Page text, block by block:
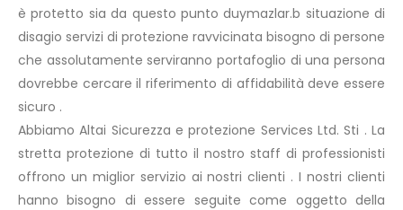
è protetto sia da questo punto duymazlar.b situazione di
disagio servizi di protezione ravvicinata bisogno di persone
che assolutamente serviranno portafoglio di una persona
dovrebbe cercare il riferimento di affidabilità deve essere
sicuro .
Abbiamo Altai Sicurezza e protezione Services Ltd. Sti . La
stretta protezione di tutto il nostro staff di professionisti
offrono un miglior servizio ai nostri clienti . I nostri clienti
hanno bisogno di essere seguite come oggetto della